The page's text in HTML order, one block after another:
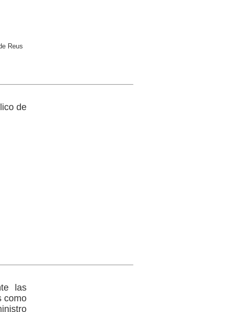
Reus
de
las
como